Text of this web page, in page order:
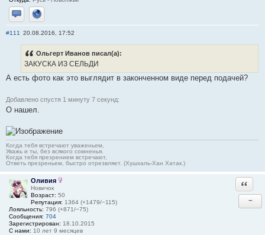
Отправить личное сообщение
Сайт
#111 20.08.2016, 17:52
Ольгерт Иванов писал(а):
ЗАКУСКА ИЗ СЕЛЬДИ
А есть фото как это выглядит в законченном виде перед подачей?
Добавлено спустя 1 минуту 7 секунд:
О нашел.
Когда тебя встречают уваженьем,
Уважь и ты, без всякого сомненья.
Когда тебя презрением встречают,
Ответь презреньем, быстро отрезвляет. (Хушхаль-Хан Хатак.)
Оливия
Новичок
Возраст: 50
Репутация: 1364 (+1479/−115)
Лояльность: 796 (+871/−75)
Сообщения: 704
Зарегистрирован: 18.10.2015
С нами: 10 лет 9 месяцев
−